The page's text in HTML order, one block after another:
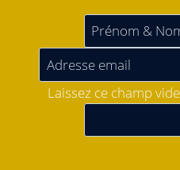
Laissez ce champ